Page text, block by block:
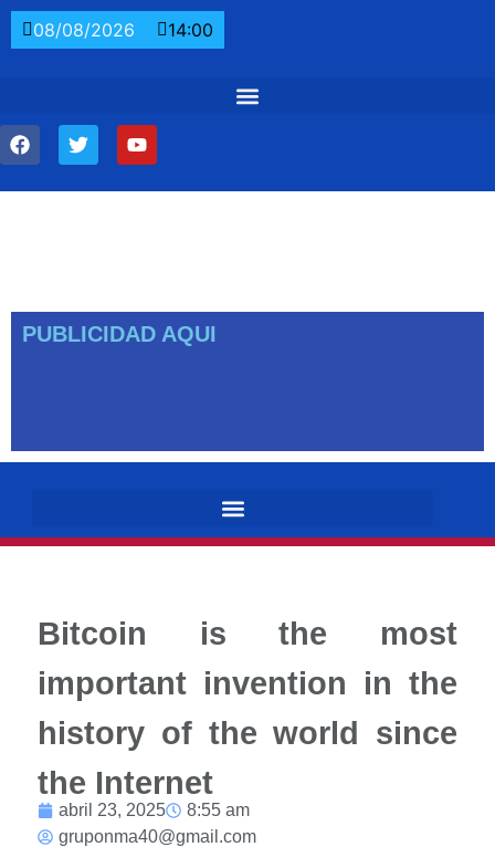
08/08/2026 14:00
PUBLICIDAD AQUI
Bitcoin is the most
important invention in the
history of the world since
the Internet
abril 23, 2025
8:55 am
gruponma40@gmail.com